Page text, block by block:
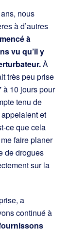
nous
à d’autres
à
vu qu’il y
À
très peu prise
à 10 jours pour
tenu de
et
ce que cela
faire planer
de drogues
sur la
a
continué à